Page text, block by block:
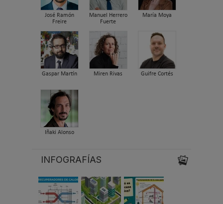
José Ramón
Freire
Manuel Herrero
Fuerte
María Moya
Gaspar Martín Miren Rivas Guifre Cortés
Iñaki Alonso
INFOGRAFÍAS